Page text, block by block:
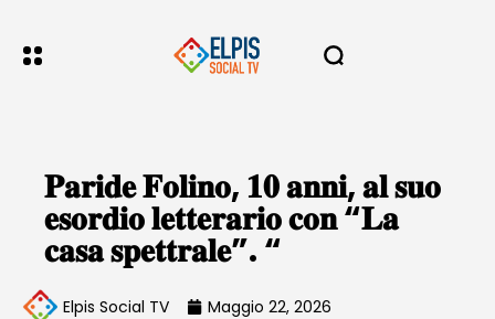
𝐏𝐚𝐫𝐢𝐝𝐞 𝐅𝐨𝐥𝐢𝐧𝐨, 𝟏𝟎 𝐚𝐧𝐧𝐢, 𝐚𝐥 𝐬𝐮𝐨
𝐞𝐬𝐨𝐫𝐝𝐢𝐨 𝐥𝐞𝐭𝐭𝐞𝐫𝐚𝐫𝐢𝐨 𝐜𝐨𝐧 “𝐋𝐚
𝐜𝐚𝐬𝐚 𝐬𝐩𝐞𝐭𝐭𝐫𝐚𝐥𝐞”. “
Elpis Social TV Maggio 22, 2026